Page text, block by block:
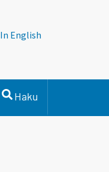
In English
Haku